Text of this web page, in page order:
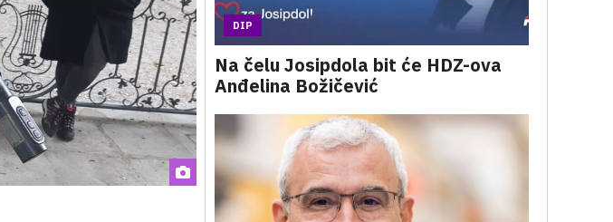
DIP
Na čelu Josipdola bit će HDZ-ova
Anđelina Božičević